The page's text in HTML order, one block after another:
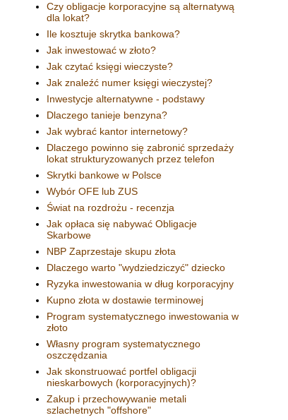
Czy obligacje korporacyjne są alternatywą
dla lokat?
Ile kosztuje skrytka bankowa?
Jak inwestować w złoto?
Jak czytać księgi wieczyste?
Jak znaleźć numer księgi wieczystej?
Inwestycje alternatywne - podstawy
Dlaczego tanieje benzyna?
Jak wybrać kantor internetowy?
Dlaczego powinno się zabronić sprzedaży
lokat strukturyzowanych przez telefon
Skrytki bankowe w Polsce
Wybór OFE lub ZUS
Świat na rozdrożu - recenzja
Jak opłaca się nabywać Obligacje
Skarbowe
NBP Zaprzestaje skupu złota
Dlaczego warto "wydziedziczyć" dziecko
Ryzyka inwestowania w dług korporacyjny
Kupno złota w dostawie terminowej
Program systematycznego inwestowania w
złoto
Własny program systematycznego
oszczędzania
Jak skonstruować portfel obligacji
nieskarbowych (korporacyjnych)?
Zakup i przechowywanie metali
szlachetnych "offshore"